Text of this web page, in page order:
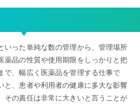
いった単純な数の管理から、管理場所
薬品の性質や使用期限をしっかりと把
で、幅広く医薬品を管理する仕事で
と、患者や利用者の健康に多大な影響
その責任は非常に大きいと言うことが